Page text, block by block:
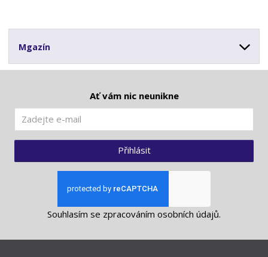
Mgazín
Ať vám nic neunikne
Přihlásit
Souhlasím se zpracováním osobních údajů.